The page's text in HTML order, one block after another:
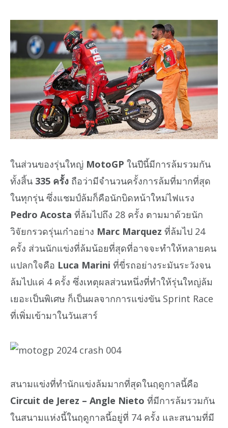
ในส่วนของรุ่นใหญ่ MotoGP ในปีนี้มีการล้มรวมกัน
ทั้งสิ้น 335 ครั้ง ถือว่ามีจำนวนครั้งการล้มที่มากที่สุด
ในทุกรุ่น ซึ่งแชมป์ล้มก็คือนักบิดหน้าใหม่ไฟแรง
Pedro Acosta ที่ล้มไปถึง 28 ครั้ง ตามมาด้วยนัก
วิจัยกรวดรุ่นเก๋าอย่าง Marc Marquez ที่ล้มไป 24
ครั้ง ส่วนนักแข่งที่ล้มน้อยที่สุดที่อาจจะทำให้หลายคน
แปลกใจคือ Luca Marini ที่ขี่รถอย่างระมันระวังจน
ล้มไปแค่ 4 ครั้ง ซึ่งเหตุผลส่วนหนึ่งที่ทำให้รุ่นใหญ่ล้ม
เยอะเป็นพิเศษ ก็เป็นผลจากการแข่งขัน Sprint Race
ที่เพิ่มเข้ามาในวันเสาร์
สนามแข่งที่ทำนักแข่งล้มมากที่สุดในฤดูกาลนี้คือ
Circuit de Jerez – Angle Nieto ที่มีการล้มรวมกัน
ในสนามแห่งนี้ในฤดูกาลนี้อยู่ที่ 74 ครั้ง และสนามที่มี